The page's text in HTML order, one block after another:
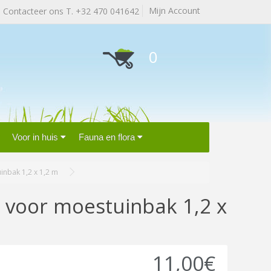
Contacteer ons T. +32 470 041642 Mijn Account
0
Voor in huis Fauna en flora
1,2 x 1,2 m
moestuinbak 1,2 x
11,00€